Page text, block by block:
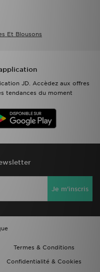
Et Blousons
JD. Accèdez aux offres
tendances du moment
Je m'inscris
Termes & Conditions
Confidentialité & Cookies